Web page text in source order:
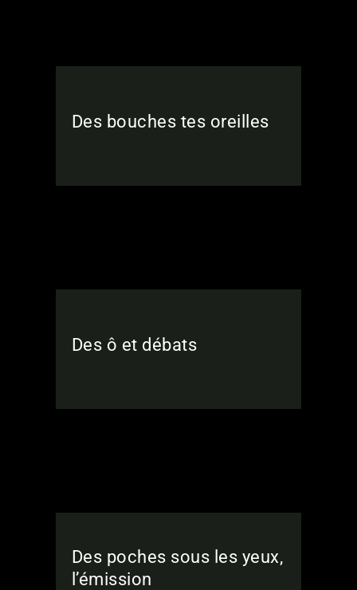
Des bouches tes oreilles
Des ô et débats
Des poches sous les yeux,
l’émission